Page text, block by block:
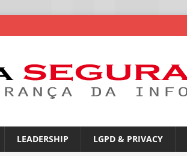
LEADERSHIP LGPD & PRIVACY